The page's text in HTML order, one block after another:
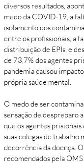
diversos resultados,
medo da COVID-19, a
isolamento dos
entre os profissionais, a
distribuição de EPIs, e
de 73,7% dos agentes
pandemia causou
própria saúde mental.
O medo de ser
sensação de despreparo
que os agentes prisionais
suas colegas de trabalho
decorrência da doença.
recomendados pela